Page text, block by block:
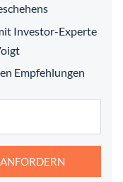
Investor-Experte
Empfehlungen